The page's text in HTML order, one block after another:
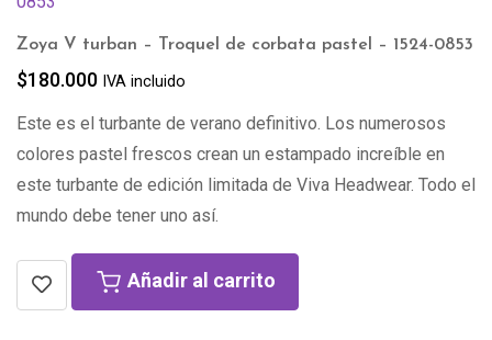
Zoya V turban – Troquel de corbata pastel – 1524-0853
$180.000 IVA incluido
Este es el turbante de verano definitivo. Los numerosos
colores pastel frescos crean un estampado increíble en
este turbante de edición limitada de Viva Headwear. Todo el
mundo debe tener uno así.
Añadir al carrito